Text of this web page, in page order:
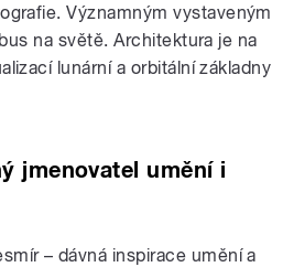
Významným vystaveným
na světě. Architektura je na
lunární a orbitální základny
jmenovatel umění i
– dávná inspirace umění a